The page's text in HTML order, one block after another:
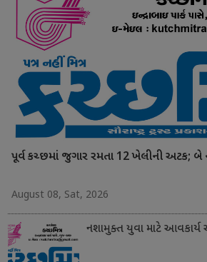
પૂર્વ કચ્છમાં જુગાર રમતા 12 ખેલીની અટક; બે
August 08, Sat, 2026
નશામુક્ત યુવા માટે આવકાર્ય